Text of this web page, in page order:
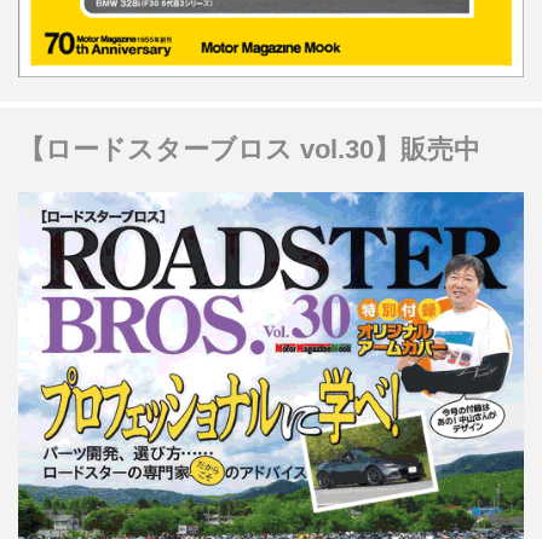
【ロードスターブロス vol.30】販売中